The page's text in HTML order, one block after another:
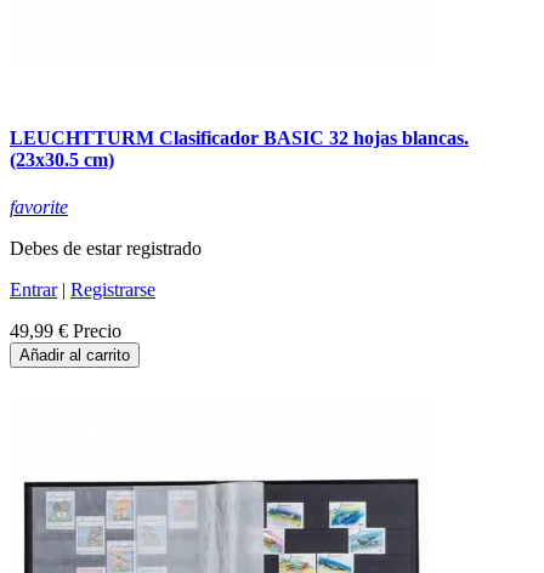
LEUCHTTURM Clasificador BASIC 32 hojas blancas.
(23x30.5 cm)
favorite
Debes de estar registrado
Entrar| Registrarse
49,99 € Precio
Añadir al carrito